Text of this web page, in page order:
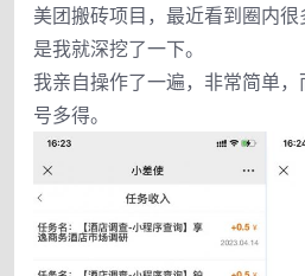
美团搬砖项目，最近看到圈内
是我就深挖了一下。
我亲自操作了一遍，非常简单
号多得。